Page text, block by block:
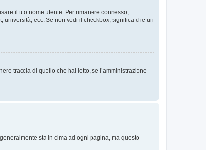
il tuo nome utente. Per rimanere connesso,
università, ecc. Se non vedi il checkbox, significa che un
traccia di quello che hai letto, se l’amministrazione
sta in cima ad ogni pagina, ma questo